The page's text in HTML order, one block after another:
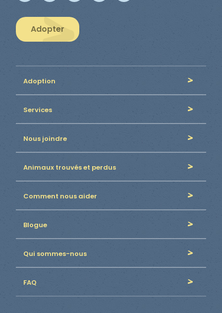
Adopter
Adoption
Services
Nous joindre
Animaux trouvés et perdus
Comment nous aider
Blogue
Qui sommes-nous
FAQ